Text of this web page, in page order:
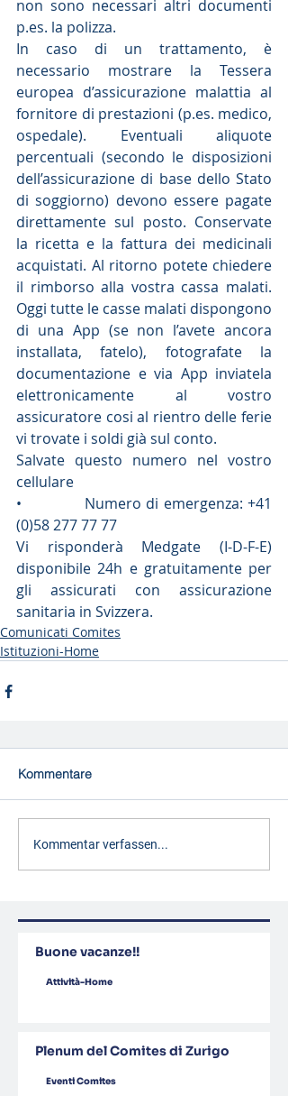
non sono necessari altri documenti
p.es. la polizza.
In caso di un trattamento, è
necessario mostrare la Tessera
europea d’assicurazione malattia al
fornitore di prestazioni (p.es. medico,
ospedale). Eventuali aliquote
percentuali (secondo le disposizioni
dell’assicurazione di base dello Stato
di soggiorno) devono essere pagate
direttamente sul posto. Conservate
la ricetta e la fattura dei medicinali
acquistati. Al ritorno potete chiedere
il rimborso alla vostra cassa malati.
Oggi tutte le casse malati dispongono
di una App (se non l’avete ancora
installata, fatelo), fotografate la
documentazione e via App inviatela
elettronicamente al vostro
assicuratore cosi al rientro delle ferie
vi trovate i soldi già sul conto.
Salvate questo numero nel vostro
cellulare
•             Numero di emergenza: +41
(0)58 277 77 77
Vi risponderà Medgate (I-D-F-E)
disponibile 24h e gratuitamente per
gli assicurati con assicurazione
sanitaria in Svizzera.
Comunicati Comites
Istituzioni-Home
Kommentare
Kommentar verfassen...
Buone vacanze!!
Attività-Home
Plenum del Comites di Zurigo
Eventi Comites